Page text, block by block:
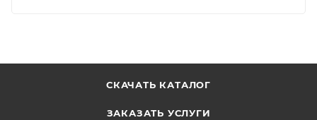
СКАЧАТЬ КАТАЛОГ
ЗАКАЗАТЬ УСЛУГИ